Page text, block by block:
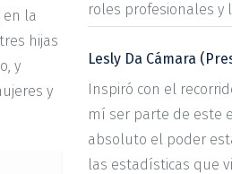
en la
hijas
y
y
roles profesionales y
Lesly Da Cámara
Inspiró con el
mí ser parte de este
absoluto el poder
las estadísticas que